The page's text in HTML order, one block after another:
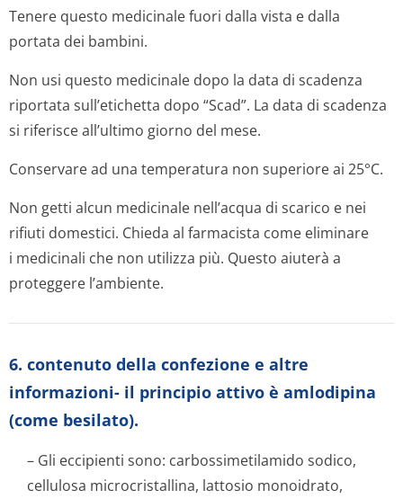
Tenere questo medicinale fuori dalla vista e dalla
portata dei bambini.
Non usi questo medicinale dopo la data di scadenza
riportata sull’etichetta dopo “Scad”. La data di scadenza
si riferisce all’ultimo giorno del mese.
Conservare ad una temperatura non superiore ai 25°C.
Non getti alcun medicinale nell’acqua di scarico e nei
rifiuti domestici. Chieda al farmacista come eliminare
i medicinali che non utilizza più. Questo aiuterà a
proteggere l’ambiente.
6. contenuto della confezione e altre
informazioni- il principio attivo è amlodipina
(come besilato).
– Gli eccipienti sono: carbossimetilamido sodico,
cellulosa microcristallina, lattosio monoidrato,